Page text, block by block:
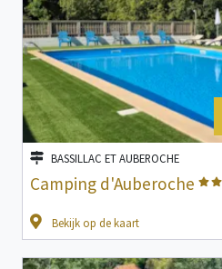
BASSILLAC ET AUBEROCHE
Camping d'Auberoche
Bekijk op de kaart